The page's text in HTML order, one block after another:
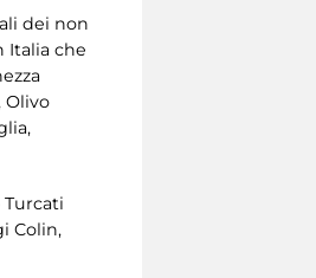
dei non
Italia che
Olivo
Colin,